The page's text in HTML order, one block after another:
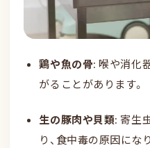
鶏や魚の骨: 喉や消化
がることがあります。
生の豚肉や貝類: 寄生
り、食中毒の原因にな